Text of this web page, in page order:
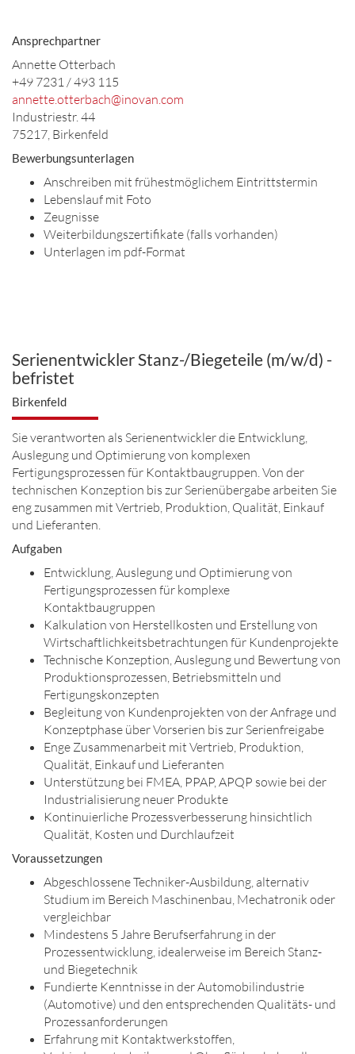
Ansprechpartner
Annette Otterbach
+49 7231 / 493 115
annette.otterbach@inovan.com
Industriestr. 44
75217, Birkenfeld
Bewerbungsunterlagen
Anschreiben mit frühestmöglichem Eintrittstermin
Lebenslauf mit Foto
Zeugnisse
Weiterbildungszertifikate (falls vorhanden)
Unterlagen im pdf-Format
Serienentwickler Stanz-/Biegeteile (m/w/d) -
befristet
Birkenfeld
Sie verantworten als Serienentwickler die Entwicklung,
Auslegung und Optimierung von komplexen
Fertigungsprozessen für Kontaktbaugruppen. Von der
technischen Konzeption bis zur Serienübergabe arbeiten Sie
eng zusammen mit Vertrieb, Produktion, Qualität, Einkauf
und Lieferanten.
Aufgaben
Entwicklung, Auslegung und Optimierung von
Fertigungsprozessen für komplexe
Kontaktbaugruppen
Kalkulation von Herstellkosten und Erstellung von
Wirtschaftlichkeitsbetrachtungen für Kundenprojekte
Technische Konzeption, Auslegung und Bewertung von
Produktionsprozessen, Betriebsmitteln und
Fertigungskonzepten
Begleitung von Kundenprojekten von der Anfrage und
Konzeptphase über Vorserien bis zur Serienfreigabe
Enge Zusammenarbeit mit Vertrieb, Produktion,
Qualität, Einkauf und Lieferanten
Unterstützung bei FMEA, PPAP, APQP sowie bei der
Industrialisierung neuer Produkte
Kontinuierliche Prozessverbesserung hinsichtlich
Qualität, Kosten und Durchlaufzeit
Voraussetzungen
Abgeschlossene Techniker-Ausbildung, alternativ
Studium im Bereich Maschinenbau, Mechatronik oder
vergleichbar
Mindestens 5 Jahre Berufserfahrung in der
Prozessentwicklung, idealerweise im Bereich Stanz-
und Biegetechnik
Fundierte Kenntnisse in der Automobilindustrie
(Automotive) und den entsprechenden Qualitäts- und
Prozessanforderungen
Erfahrung mit Kontaktwerkstoffen,